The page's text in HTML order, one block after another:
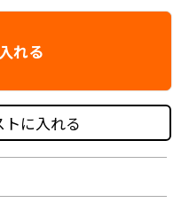
れる
トに入れる